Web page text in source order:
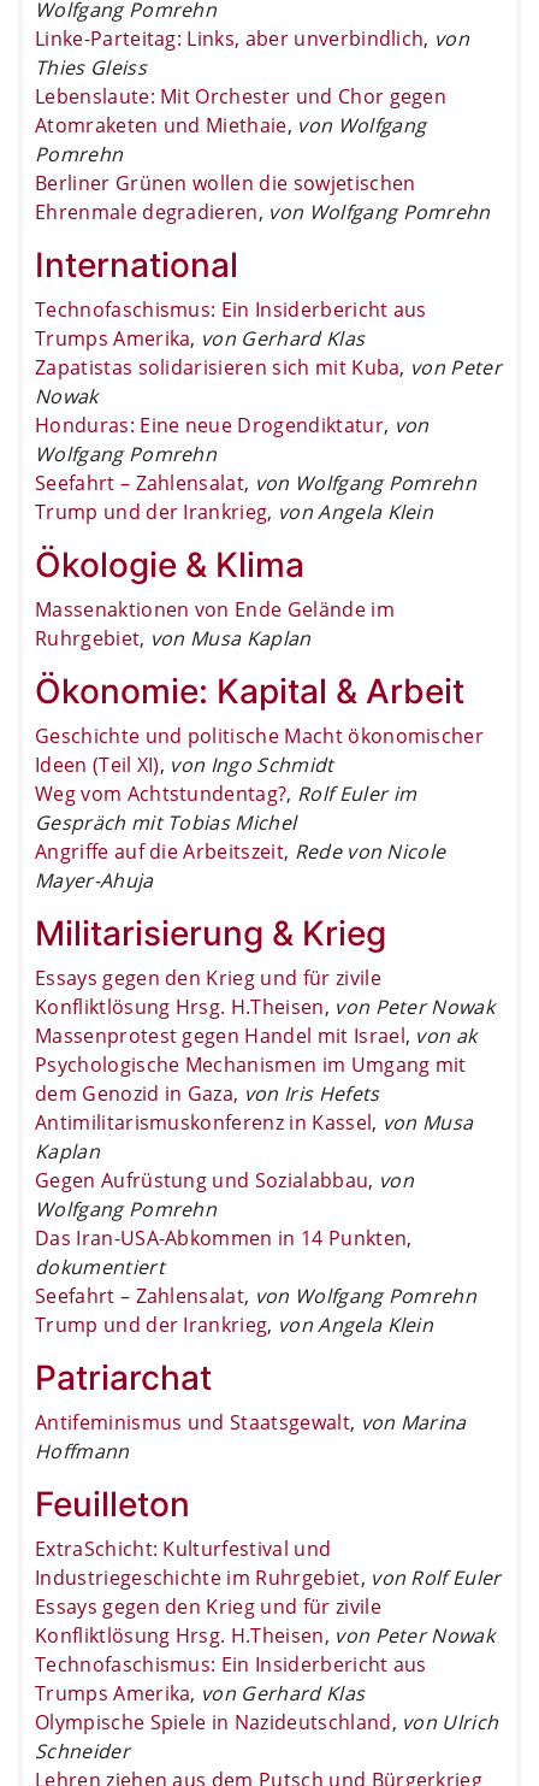
Wolfgang Pomrehn
Linke-Parteitag: Links, aber unverbindlich, von
Thies Gleiss
Lebenslaute: Mit Orchester und Chor gegen
Atomraketen und Miethaie, von Wolfgang
Pomrehn
Berliner Grünen wollen die sowjetischen
Ehrenmale degradieren, von Wolfgang Pomrehn
International
Technofaschismus: Ein Insiderbericht aus
Trumps Amerika, von Gerhard Klas
Zapatistas solidarisieren sich mit Kuba, von Peter
Nowak
Honduras: Eine neue Drogendiktatur, von
Wolfgang Pomrehn
Seefahrt – Zahlensalat, von Wolfgang Pomrehn
Trump und der Irankrieg, von Angela Klein
Ökologie & Klima
Massenaktionen von Ende Gelände im
Ruhrgebiet, von Musa Kaplan
Ökonomie: Kapital & Arbeit
Geschichte und politische Macht ökonomischer
Ideen (Teil XI), von Ingo Schmidt
Weg vom Achtstundentag?, Rolf Euler im
Gespräch mit Tobias Michel
Angriffe auf die Arbeitszeit, Rede von Nicole
Mayer-Ahuja
Militarisierung & Krieg
Essays gegen den Krieg und für zivile
Konfliktlösung Hrsg. H.Theisen, von Peter Nowak
Massenprotest gegen Handel mit Israel, von ak
Psychologische Mechanismen im Umgang mit
dem Genozid in Gaza, von Iris Hefets
Antimilitarismuskonferenz in Kassel, von Musa
Kaplan
Gegen Aufrüstung und Sozialabbau, von
Wolfgang Pomrehn
Das Iran-USA-Abkommen in 14 Punkten,
dokumentiert
Seefahrt – Zahlensalat, von Wolfgang Pomrehn
Trump und der Irankrieg, von Angela Klein
Patriarchat
Antifeminismus und Staatsgewalt, von Marina
Hoffmann
Feuilleton
ExtraSchicht: Kulturfestival und
Industriegeschichte im Ruhrgebiet, von Rolf Euler
Essays gegen den Krieg und für zivile
Konfliktlösung Hrsg. H.Theisen, von Peter Nowak
Technofaschismus: Ein Insiderbericht aus
Trumps Amerika, von Gerhard Klas
Olympische Spiele in Nazideutschland, von Ulrich
Schneider
Lehren ziehen aus dem Putsch und Bürgerkrieg